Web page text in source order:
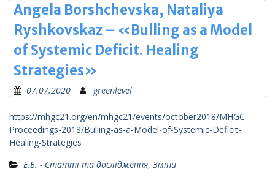
Angela Borshchevska, Nataliya
Ryshkovskaz – «Bulling as a Model
of Systemic Deficit. Healing
Strategies»
07.07.2020 greenlevel
https://mhgc21.org/en/mhgc21/events/october2018/MHGC-
Proceedings-2018/Bulling-as-a-Model-of-Systemic-Deficit-
Healing-Strategies
Е.Б. - Статті та дослідження, Зміни